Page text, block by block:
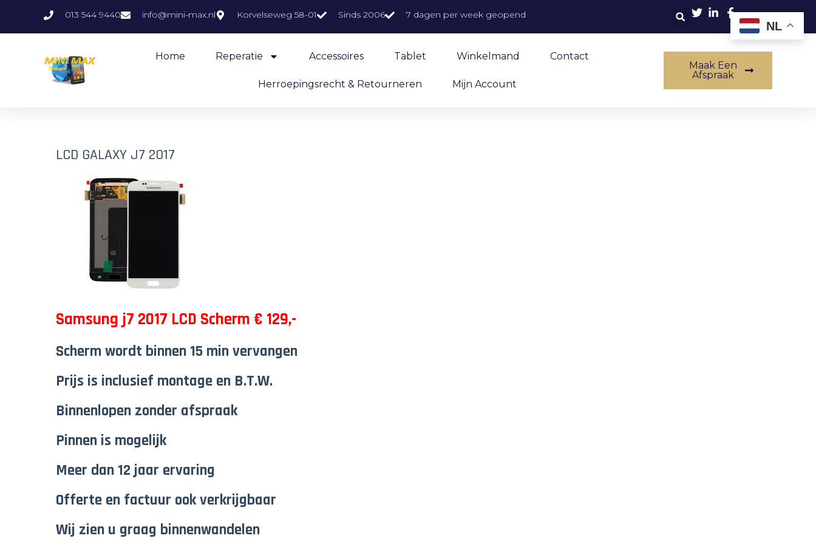
013 544 9440 info@mini-max.nl Korvelseweg 58-01 Sinds 2006 7 dagen per week geopend
Home Reperatie Accessoires Tablet Winkelmand Contact
Herroepingsrecht & Retourneren Mijn Account
Maak Een
Afspraak
LCD GALAXY J7 2017
Samsung j7 2017 LCD Scherm € 129,-
Scherm wordt binnen 15 min vervangen
Prijs is inclusief montage en B.T.W.
Binnenlopen zonder afspraak
Pinnen is mogelijk
Meer dan 12 jaar ervaring
Offerte en factuur ook verkrijgbaar
Wij zien u graag binnenwandelen
NL